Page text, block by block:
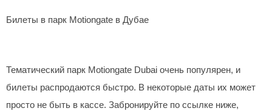
Билеты в парк Motiongate в Дубае
Тематический парк Motiongate Dubai очень популярен, и
билеты распродаются быстро. В некоторые даты их может
просто не быть в кассе. Забронируйте по ссылке ниже,